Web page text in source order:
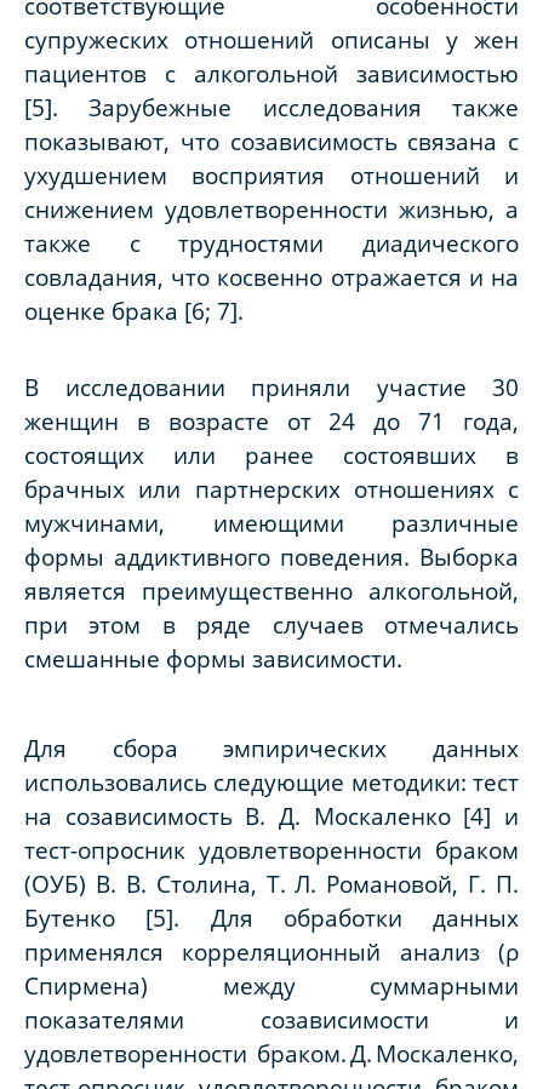
супружеских отношений описаны у жен
пациентов с алкогольной зависимостью
[5]. Зарубежные исследования также
показывают, что созависимость связана с
ухудшением восприятия отношений и
снижением удовлетворенности жизнью, а
также с трудностями диадического
совладания, что косвенно отражается и на
оценке брака [6; 7].
В исследовании приняли участие 30
женщин в возрасте от 24 до 71 года,
состоящих или ранее состоявших в
брачных или партнерских отношениях с
мужчинами, имеющими различные
формы аддиктивного поведения. Выборка
является преимущественно алкогольной,
при этом в ряде случаев отмечались
смешанные формы зависимости.
Для сбора эмпирических данных
использовались следующие методики: тест
на созависимость В. Д. Москаленко [4] и
тест-опросник удовлетворенности браком
(ОУБ) В. В. Столина, Т. Л. Романовой, Г. П.
Бутенко [5]. Для обработки данных
применялся корреляционный анализ (ρ
Спирмена) между суммарными
показателями созависимости и
удовлетворенности браком. Д. Москаленко,